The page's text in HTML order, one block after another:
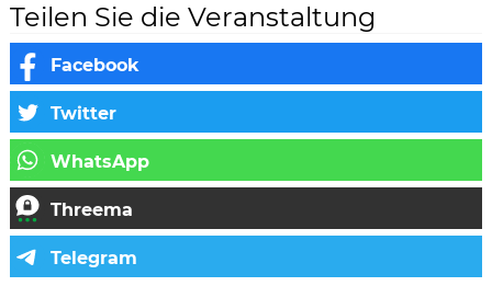
Teilen Sie die Veranstaltung